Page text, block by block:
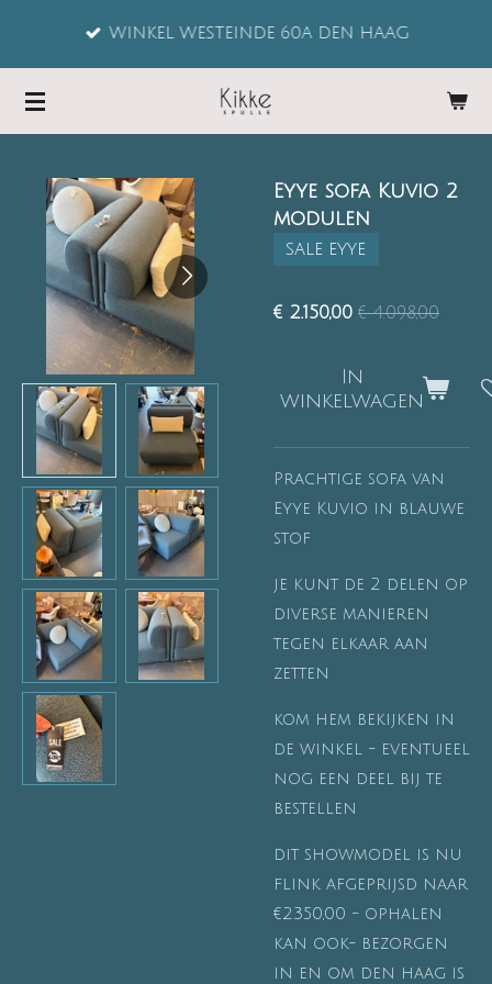
de
WINKEL WESTEINDE 60A DEN HAAG
Eyye sofa Kuvio 2
modulen
SALE EYYE
€ 2.150,00 € 4.098,00
In
winkelwagen
Prachtige sofa van
Eyye Kuvio in blauwe
stof
je kunt de 2 delen op
diverse manieren
tegen elkaar aan
zetten
kom hem bekijken in
de winkel - eventueel
nog een deel bij te
bestellen
dit showmodel is nu
flink afgeprijsd naar
€2350,00 - ophalen
kan ook- bezorgen
in en om den haag is